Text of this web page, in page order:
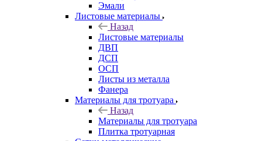
Эмали
Листовые материалы
Назад
Листовые материалы
ДВП
ДСП
ОСП
Листы из металла
Фанера
Материалы для тротуара
Назад
Материалы для тротуара
Плитка тротуарная